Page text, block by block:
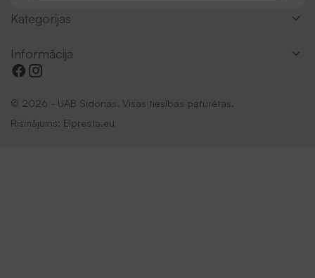
Kategorijas
Informācija
© 2026 - UAB Sidonas. Visas tiesības paturētas.
Risinājums: Elpresta.eu